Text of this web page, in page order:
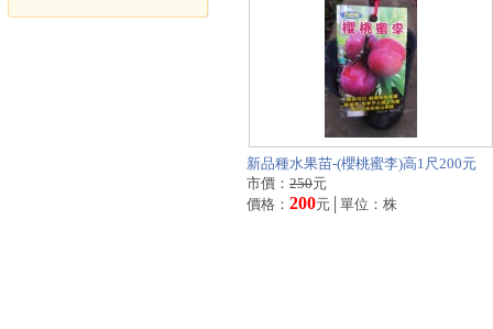
新品種水果苗-(櫻桃蜜李)高1尺200元
市價： 250元
價格： 200元│單位：株